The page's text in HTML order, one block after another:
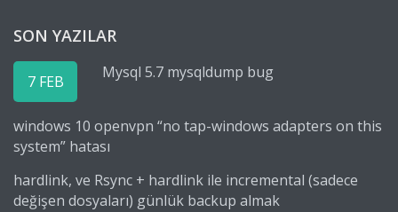
SON YAZILAR
7 FEB Mysql 5.7 mysqldump bug
windows 10 openvpn “no tap-windows adapters on this
system” hatası
hardlink, ve Rsync + hardlink ile incremental (sadece
değişen dosyaları) günlük backup almak